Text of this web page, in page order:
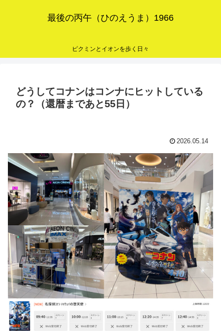
最後の丙午（ひのえうま）1966
ピクミンとイオンを歩く日々
どうしてコナンはコンナにヒットしている
の？（還暦まであと55日）
2026.05.14